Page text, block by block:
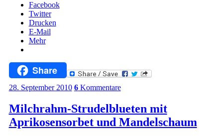
Facebook
Twitter
Drucken
E-Mail
Mehr
Share
28. September 2010 6Kommentare
Milchrahm-Strudelblueten mit
Aprikosensorbet und Mandelschaum